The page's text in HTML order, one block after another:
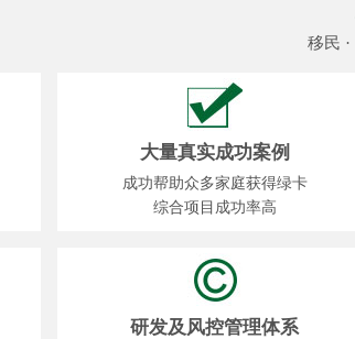
移民
大量真实成功案例
成功帮助众多家庭获得绿卡
综合项目成功率高
研发及风控管理体系